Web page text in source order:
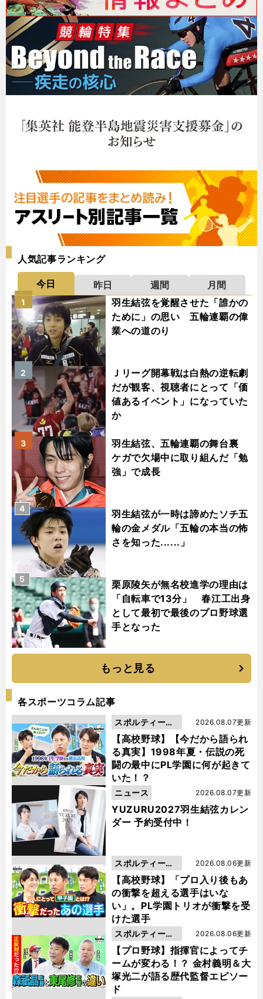
人気記事ランキング
今日 昨日 週間
月間
羽生結弦を覚醒させた「誰かの
ために」の思い 五輪連覇の偉
業への道のり
1
Ｊリーグ開幕戦は白熱の逆転劇
だが観客、視聴者にとって「価
値あるイベント」になっていた
か
2
羽生結弦、五輪連覇の舞台裏
ケガで欠場中に取り組んだ「勉
強」で成長
3
羽生結弦が一時は諦めたソチ五
輪の金メダル「五輪の本当の怖
さを知った......」
4
栗原陵矢が無名校進学の理由は
「自転車で13分」 春江工出身
として最初で最後のプロ野球選
手となった
5
もっと見る
各スポーツコラム記事
【高校野球】【今だから語られ
る真実】1998年夏・伝説の死
闘の最中にPL学園に何が起きて
いた！？
2026.08.07更新
スポルティーバ
動画
YUZURU2027羽生結弦カレン
ダー 予約受付中！
2026.08.07更新
ニュース
【高校野球】「プロ入り後もあ
の衝撃を超える選手はいな
い」。PL学園トリオが衝撃を受
けた選手
2026.08.06更新
スポルティーバ
動画
【プロ野球】指揮官によってチ
ームが変わる！？ 金村義明＆大
塚光二が語る歴代監督エピソー
ド
2026.08.06更新
スポルティーバ
動画